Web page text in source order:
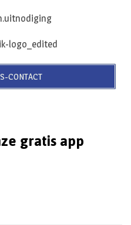
CONTACT
gratis app